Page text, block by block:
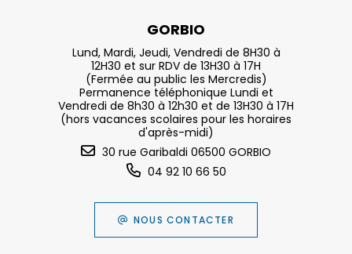
GORBIO
Lund, Mardi, Jeudi, Vendredi de 8H30 à
12H30 et sur RDV de 13H30 à 17H
(Fermée au public les Mercredis)
Permanence téléphonique Lundi et
Vendredi de 8h30 à 12h30 et de 13H30 à 17H
(hors vacances scolaires pour les horaires
d'après-midi)
30 rue Garibaldi 06500 GORBIO
04 92 10 66 50
NOUS CONTACTER